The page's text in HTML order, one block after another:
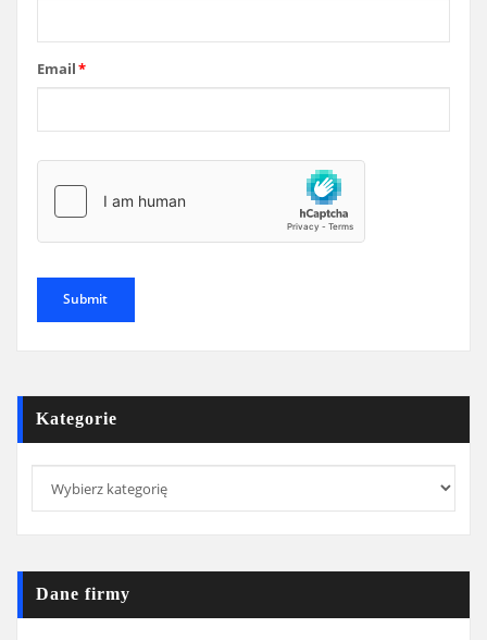
Email*
Kategorie
Dane firmy